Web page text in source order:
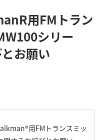
用FMトラン
シリー
お願い
用FMトランスミッ